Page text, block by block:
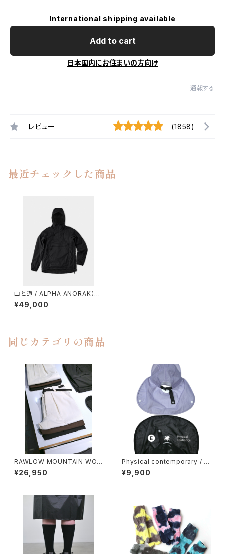
International shipping available
Add to cart
日本国内にお住まいの方向け
通報する
レビュー (1858)
最近チェックした商品
山と道 / ALPHA ANORAK（U
NISEX）
¥49,000
同じカテゴリの商品
RAWLOW MOUNTAIN WOR
KS / HIKER BAKER PANTS
¥26,950
Physical contemporary / Q
uiet smr cap
¥9,900